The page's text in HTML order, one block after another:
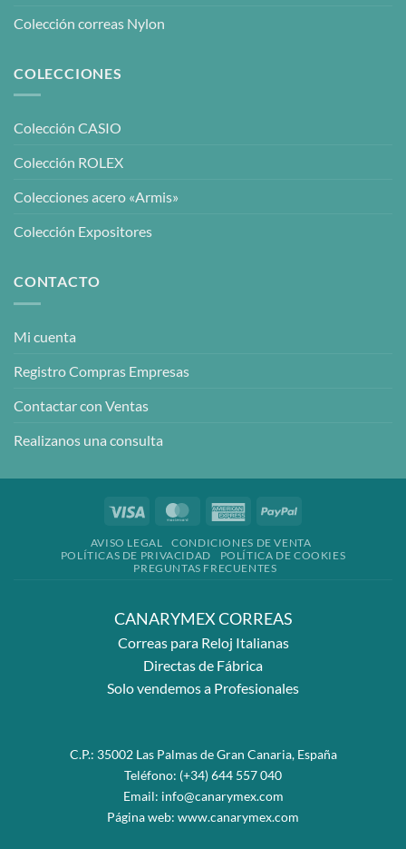
Colección correas Nylon
COLECCIONES
Colección CASIO
Colección ROLEX
Colecciones acero «Armis»
Colección Expositores
CONTACTO
Mi cuenta
Registro Compras Empresas
Contactar con Ventas
Realizanos una consulta
Visa MasterCardAmericanPayPal
AVISO LEGAL
CONDICIONES DE VENTA
POLÍTICAS DE PRIVACIDAD
POLÍTICA DE COOKIES
PREGUNTAS FRECUENTES
CANARYMEX CORREAS
Correas para Reloj Italianas
Directas de Fábrica
Solo vendemos a Profesionales
C.P.: 35002 Las Palmas de Gran Canaria, España
Teléfono: (+34) 644 557 040
Email: info@canarymex.com
Página web: www.canarymex.com